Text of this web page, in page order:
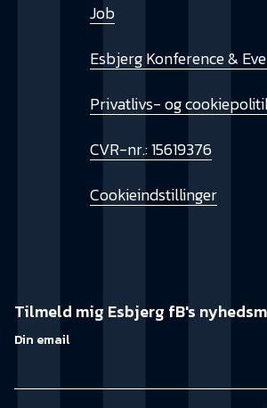
Job
Esbjerg Konference &
Privatlivs- og
CVR-nr.: 15619376
Cookieindstillinger
Tilmeld mig Esbjerg fB's
Din email